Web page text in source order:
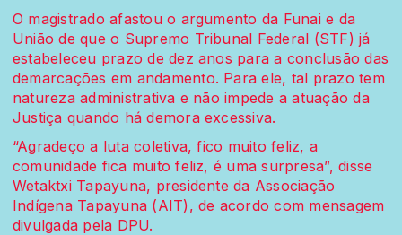
O magistrado afastou o argumento da Funai e da
União de que o Supremo Tribunal Federal (STF) já
estabeleceu prazo de dez anos para a conclusão das
demarcações em andamento. Para ele, tal prazo tem
natureza administrativa e não impede a atuação da
Justiça quando há demora excessiva.
“Agradeço a luta coletiva, fico muito feliz, a
comunidade fica muito feliz, é uma surpresa”, disse
Wetaktxi Tapayuna, presidente da Associação
Indígena Tapayuna (AIT), de acordo com mensagem
divulgada pela DPU.